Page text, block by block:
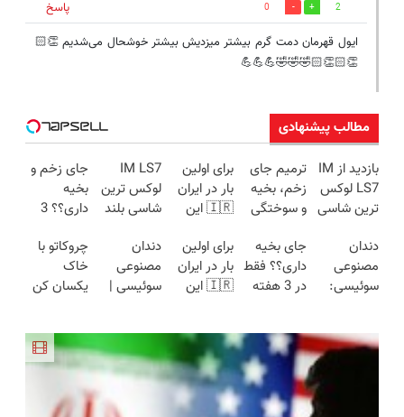
2
0
پاسخ
ایول قهرمان دمت گرم بیشتر میزدیش بیشتر خوشحال می‌شدیم 👏🏻
👏🏻👏🏻🤣🤣🤣💪💪💪
مطالب پیشنهادی
بازدید از IM
LS7 لوکس
ترین شاسی
ایران در
باشگاه
انقلاب
ترمیم جای
زخم، بخیه
و سوختگی
هفته!!😍
برای اولین
بار در ایران
🇮🇷 این
ترمیم کننده
23 روزه
ساخت!
IM LS7
لوکس ترین
شاسی بلند
جای زخم و
بخیه
داری؟؟ 3
محوش کن!
دندان
مصنوعی
سوئیسی:
اروپا، سبک
جای بخیه
داری؟؟ فقط
در 3 هفته
برای اولین
بار در ایران
🇮🇷 این
23 روزه
ساخت!
دندان
مصنوعی
سوئیسی |
ویزیت
رایگان+پرداخت
اقساطی😍
چروکاتو با
خاک
یکسان کن
صرفه)